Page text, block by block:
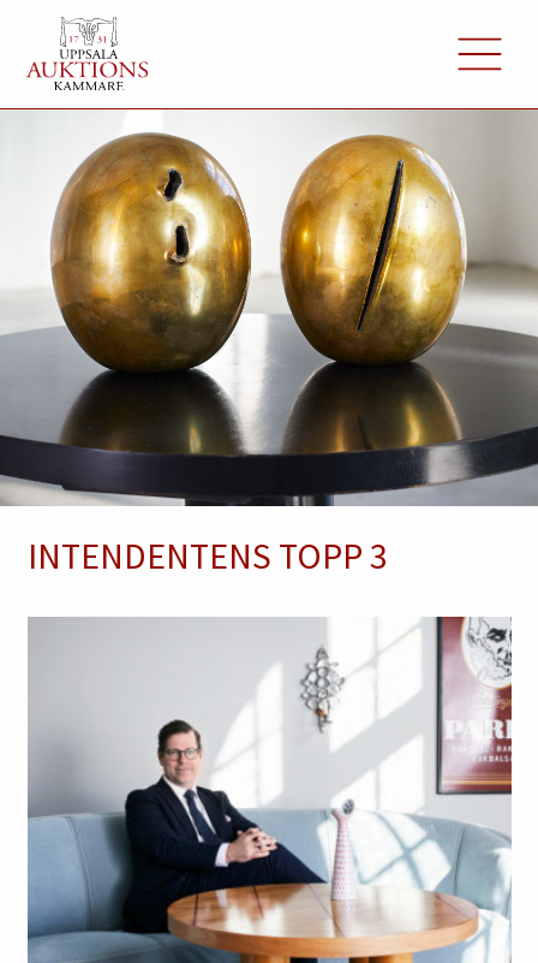
INTENDENTENS TOPP 3